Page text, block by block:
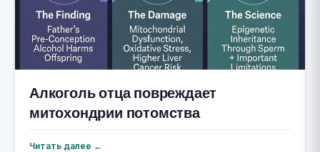
Алкоголь отца повреждает
митохондрии потомства
Читать далее ←